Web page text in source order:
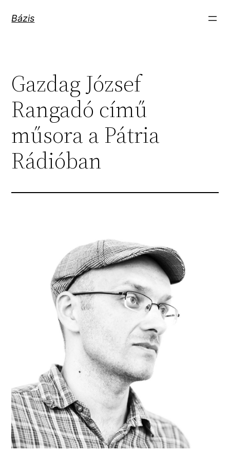
Bázis
Gazdag József
Rangadó című
műsora a Pátria
Rádióban